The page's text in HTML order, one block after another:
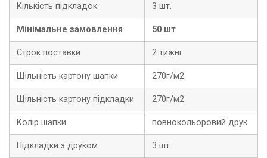
Кількість підкладок 3 шт.
Мінімальне замовлення 50 шт
Строк поставки 2 тижні
Щільність картону шапки 270г/м2
Щільність картону підкладки 270г/м2
Колір шапки повнокольоровий друк
Підкладки з друком 3 шт